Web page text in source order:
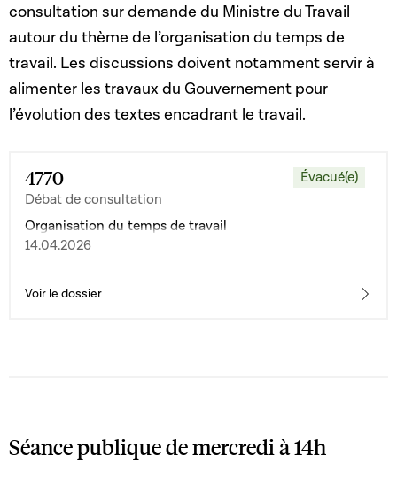
consultation sur demande du Ministre du Travail
autour du thème de l’organisation du temps de
travail. Les discussions doivent notamment servir à
alimenter les travaux du Gouvernement pour
l’évolution des textes encadrant le travail.
4770
Débat de consultation
Évacué(e)
Organisation du temps de travail
14.04.2026
Voir le dossier
Séance publique de mercredi à 14h